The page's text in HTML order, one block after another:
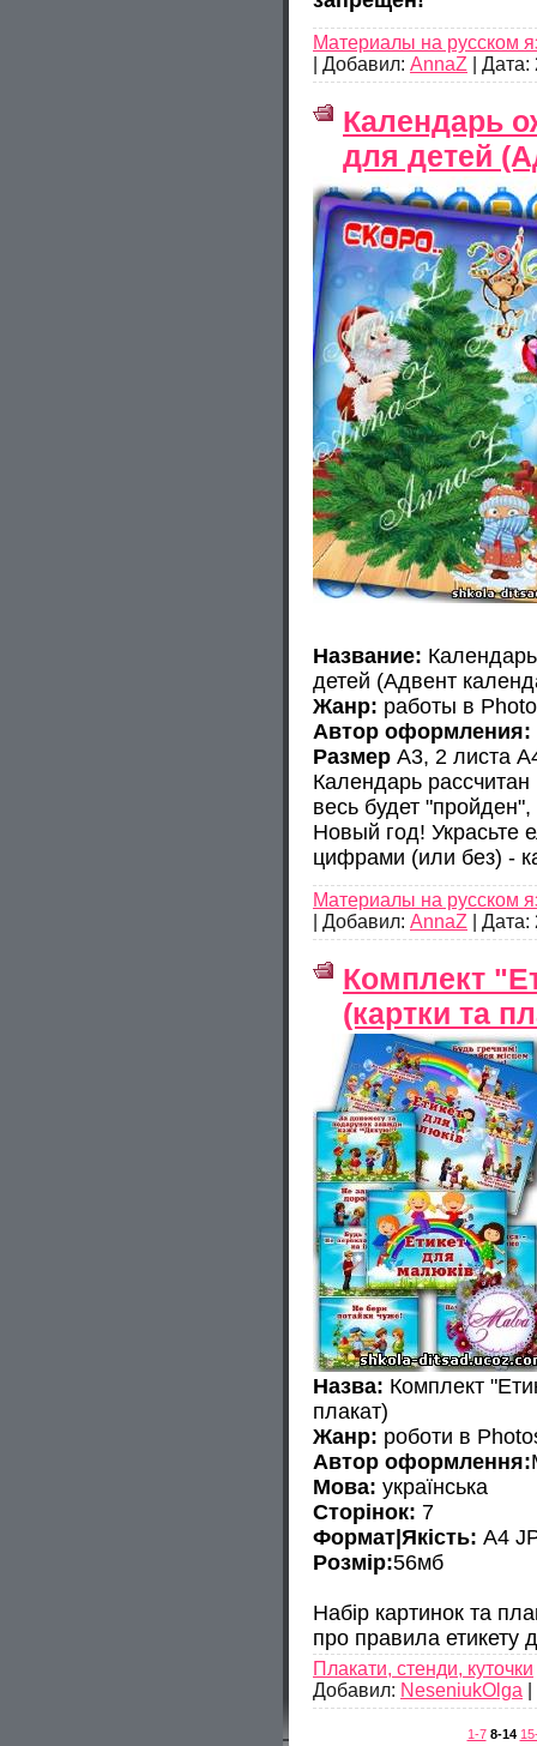
Материалы на русском
Добавил: AnnaZ Дата:
Календарь
для детей
Название:
детей (Адвент
Жанр: работы в
Автор оформления:
Размер A3, 2 листа
Календарь
весь будет
Новый год! Украсьте
цифрами (или без) -
Материалы на русском
Добавил: AnnaZ Дата:
Комплект
(картки та
Назва: Комплект
плакат)
Жанр: роботи в
Автор оформлення:
Мова: українська
Сторінок: 7
Формат|Якість: A4
Розмір:56мб
Набір картинок та
про правила етикету
Плакати, стенди, куточки
Добавил: NeseniukOlga
1-7 8-14